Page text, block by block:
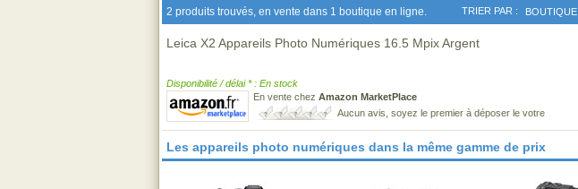
2 produits trouvés, en vente dans 1 boutique en ligne. TRIER PAR : BOUTIQUE
Leica X2 Appareils Photo Numériques 16.5 Mpix Argent
Disponibilité / délai * : En stock
En vente chez Amazon MarketPlace
Aucun avis, soyez le premier à déposer le votre
Les appareils photo numériques dans la même gamme de prix